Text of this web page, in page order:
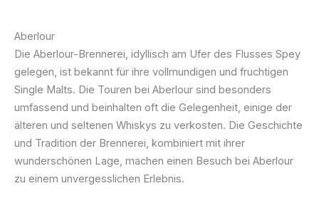
Aberlour
Die Aberlour-Brennerei, idyllisch am Ufer des Flusses Spey
gelegen, ist bekannt für ihre vollmundigen und fruchtigen
Single Malts. Die Touren bei Aberlour sind besonders
umfassend und beinhalten oft die Gelegenheit, einige der
älteren und seltenen Whiskys zu verkosten. Die Geschichte
und Tradition der Brennerei, kombiniert mit ihrer
wunderschönen Lage, machen einen Besuch bei Aberlour
zu einem unvergesslichen Erlebnis.